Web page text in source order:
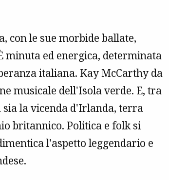
con le sue morbide ballate,
minuta ed energica, determinata
italiana. Kay McCarthy da
musicale dell'Isola verde. E, tra
la vicenda d'Irlanda, terra
britannico. Politica e folk si
l'aspetto leggendario e